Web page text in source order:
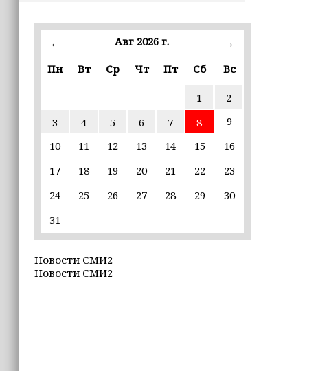
марта
В пяти школах столицы обновляют
инфраструктуру по госпрограмме
Силы ПВО сбили 75 БПЛА над
сутки
20:09
19:37
← Авг 2026 г.
→
Пн
Вт Ср Чт Пт Сб Вс
1
2
3
4 5 6 7 8
9
10
11 12 13 14 15
16
17
18 19 20 21 22
23
24
25 26 27 28 29
30
31
Новости СМИ2
Новости СМИ2